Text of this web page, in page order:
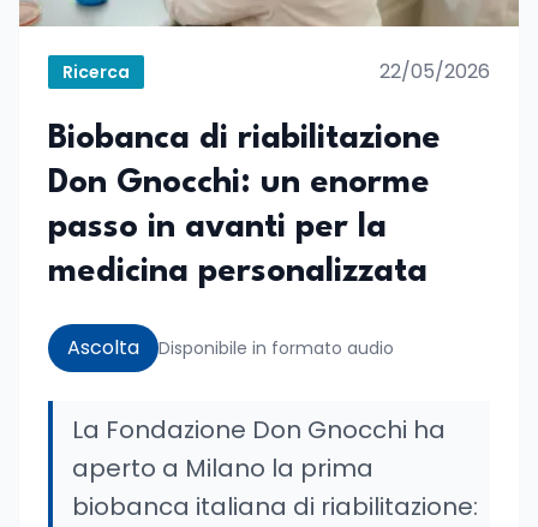
Ricerca 22/05/2026
Biobanca di riabilitazione
Don Gnocchi: un enorme
passo in avanti per la
medicina personalizzata
Ascolta Disponibile in formato audio
La Fondazione Don Gnocchi ha
aperto a Milano la prima
biobanca italiana di riabilitazione: